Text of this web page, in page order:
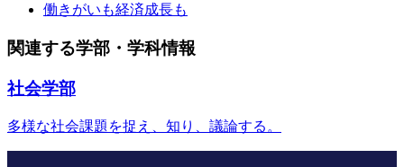
働きがいも経済成長も
関連する学部・学科情報
社会学部
多様な社会課題を捉え、知り、議論する。